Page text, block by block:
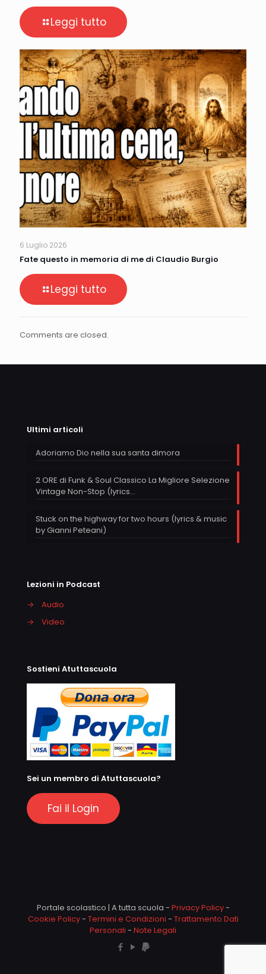
Leggi tutto
6 Luglio 2026
Fate questo in memoria di me di Claudio Burgio
Leggi tutto
Comments are closed.
Ultimi articoli
Adoriamo Dio nella sua santa dimora
2 ORE di Funk & Soul Classico La Migliore Selezione
Vintage Non-Stop (lyrics…
Stuck on the highway for two hours (lyrics & music
by Gianni Peteani)
Lezioni in Podcast
→
Audio
→
Video
Sostieni Atuttascuola
Sei un membro di Atuttascuola?
Fai il Login
Portale scolastico | A tutta scuola - Privacy Policy-
Cookie Policy- Termini e Condizioni - Trattamento Dati
Personali - Note Legali